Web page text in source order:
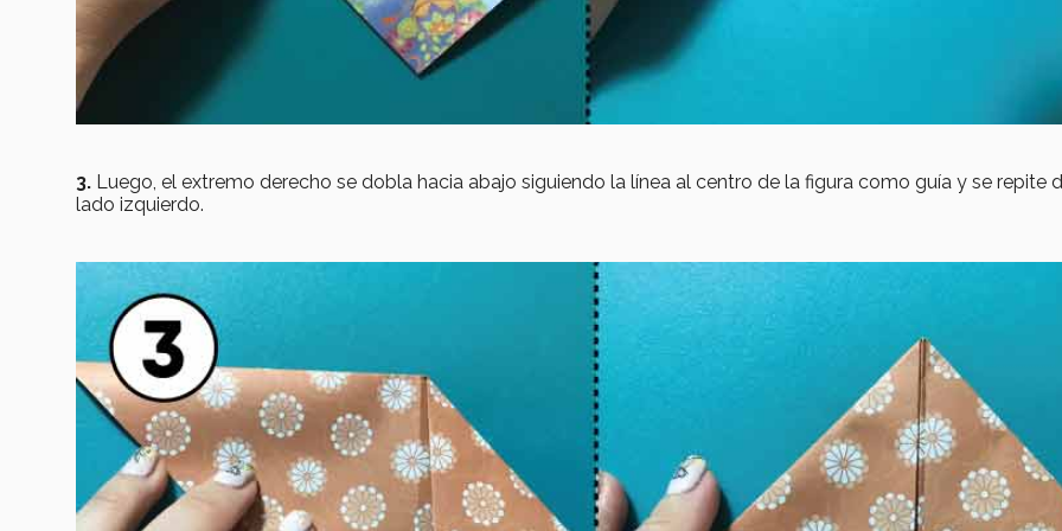
3. Luego, el extremo derecho se dobla hacia abajo siguiendo la línea al centro de la figura como guía y se repite
lado izquierdo.